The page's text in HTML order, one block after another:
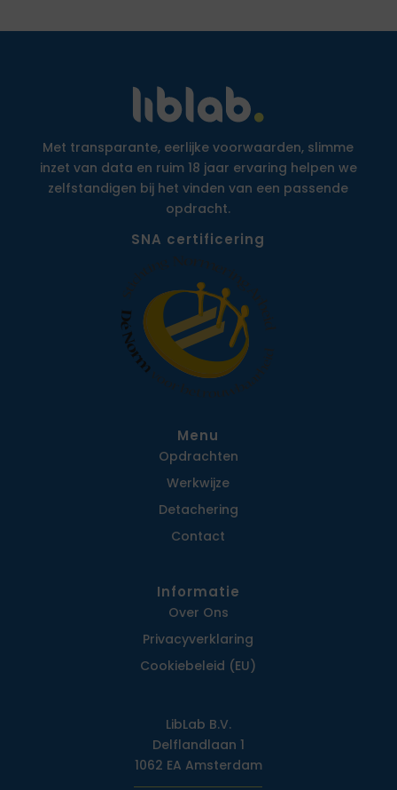
Met transparante, eerlijke voorwaarden, slimme
inzet van data en ruim 18 jaar ervaring helpen we
zelfstandigen bij het vinden van een passende
opdracht.
SNA certificering
Menu
Opdrachten
Werkwijze
Detachering
Contact
Informatie
Over Ons
Privacy­verklaring
Cookiebeleid (EU)
LibLab B.V.
Delflandlaan 1
1062 EA Amsterdam